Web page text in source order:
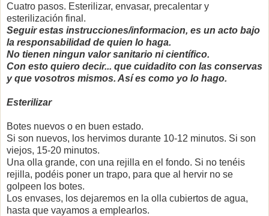
Cuatro pasos. Esterilizar, envasar, precalentar y
esterilización final.
Seguir estas instrucciones/informacion, es un acto bajo
la responsabilidad de quien lo haga.
No tienen ningun valor sanitario ni científico.
Con esto quiero decir... que cuidadito con las conservas
y que vosotros mismos. Así es como yo lo hago.
Esterilizar
Botes nuevos o en buen estado.
Si son nuevos, los hervimos durante 10-12 minutos. Si son
viejos, 15-20 minutos.
Una olla grande, con una rejilla en el fondo. Si no tenéis
rejilla, podéis poner un trapo, para que al hervir no se
golpeen los botes.
Los envases, los dejaremos en la olla cubiertos de agua,
hasta que vayamos a emplearlos.